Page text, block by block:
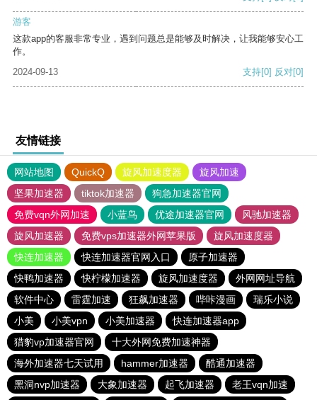
游客
这款app的客服非常专业，遇到问题总是能够及时解决，让我能够安心工
作。
2024-09-13
支持[0] 反对[0]
友情链接
网站地图 QuickQ 旋风加速度器
旋风加速
坚果加速器
tiktok加速器
狗急加速器官网
免费vqn外网加速
小蓝鸟 优途加速器官网
风驰加速器
旋风加速器
免费vps加速器外网苹果版
旋风加速度器
快连加速器
快连加速器官网入口
原子加速器
快鸭加速器
快柠檬加速器 旋风加速度器
外网网址导航
软件中心
雷霆加速 狂飙加速器 哔咔漫画
瑞乐小说
小美
小美vpn 小美加速器
快连加速器app
猎豹vp加速器官网
十大外网免费加速神器
海外加速器七天试用
hammer加速器
酷通加速器
黑洞nvp加速器
大象加速器 起飞加速器 老王vqn加速